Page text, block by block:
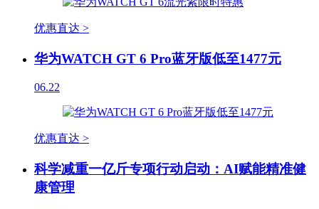
优惠直达 >
华为WATCH GT 6 Pro蓝牙版低至1477元
06.22
优惠直达 >
科学减重一亿斤专项行动启动：AI赋能精准健
康管理